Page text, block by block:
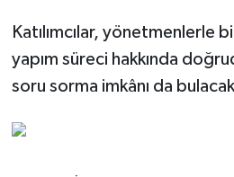
Katılımcılar, yönetmenlerle
yapım süreci hakkında
soru sorma imkânı da